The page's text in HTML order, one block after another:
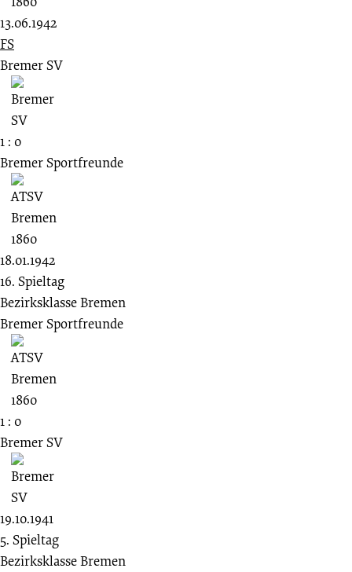
13.06.1942
FS
Bremer SV
1 : 0
Bremer Sportfreunde
18.01.1942
16. Spieltag
Bezirksklasse Bremen
Bremer Sportfreunde
1 : 0
Bremer SV
19.10.1941
5. Spieltag
Bezirksklasse Bremen